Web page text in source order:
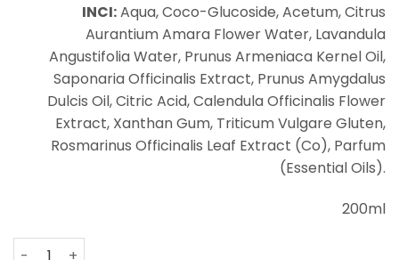
INCI:Aqua, Coco-Glucoside, Acetum, Citrus
Aurantium Amara Flower Water, Lavandula
Angustifolia Water, Prunus Armeniaca Kernel Oil,
Saponaria Officinalis Extract, Prunus Amygdalus
Dulcis Oil, Citric Acid, Calendula Officinalis Flower
Extract, Xanthan Gum, Triticum Vulgare Gluten,
Rosmarinus Officinalis Leaf Extract (Co), Parfum
(Essential Oils).
200ml
Sanoll Baby & Kinder Waschcreme Menge